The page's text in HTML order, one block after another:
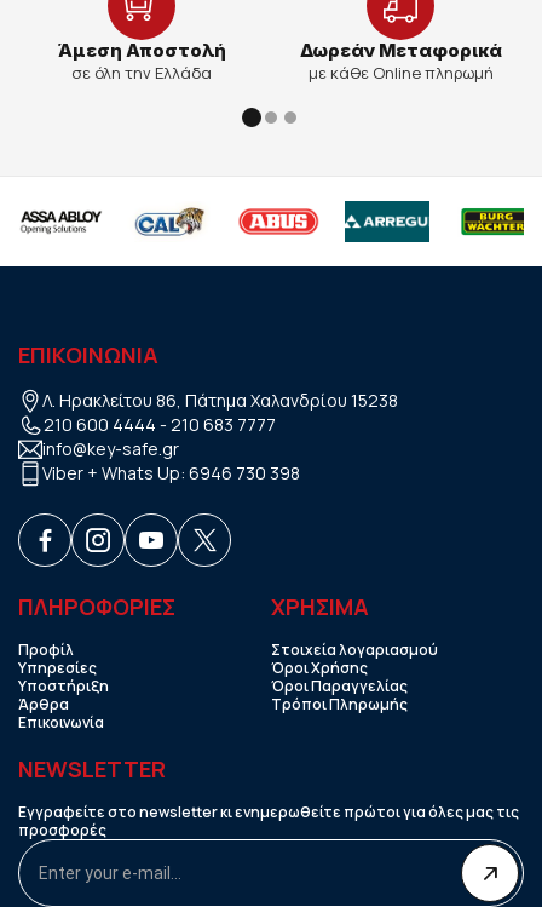
Άμεση Αποστολή
σε όλη την Ελλάδα
Δωρεάν Μεταφορικά
με κάθε Online πληρωμή
ΕΠΙΚΟΙΝΩΝΙΑ
Λ. Ηρακλείτου 86, Πάτημα Χαλανδρίου 15238
210 600 4444 - 210 683 7777
info@key-safe.gr
Viber + Whats Up: 6946 730 398
ΠΛΗΡΟΦΟΡΙΕΣ
Προφίλ
Υπηρεσίες
Υποστήριξη
Άρθρα
Επικοινωνία
ΧΡHΣΙΜΑ
Στοιχεία λογαριασμού
Όροι Χρήσης
Όροι Παραγγελίας
Τρόποι Πληρωμής
NEWSLETTER
Εγγραφείτε στο newsletter κι ενημερωθείτε πρώτοι για όλες μας τις
προσφορές